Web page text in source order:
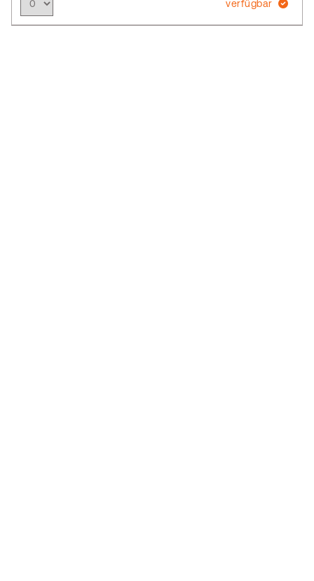
verfügbar